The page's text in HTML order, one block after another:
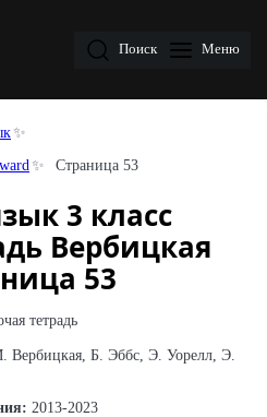
Поиск Меню
Страница 53
3 класс
Вербицкая
53
тетрадь
Вербицкая, Б. Эббс, Э. Уорелл, Э.
2013-2023